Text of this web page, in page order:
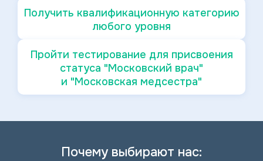
Получить квалификационную категорию
любого уровня
Пройти тестирование для присвоения
статуса "Московский врач"
и "Московская медсестра"
Почему выбирают нас: